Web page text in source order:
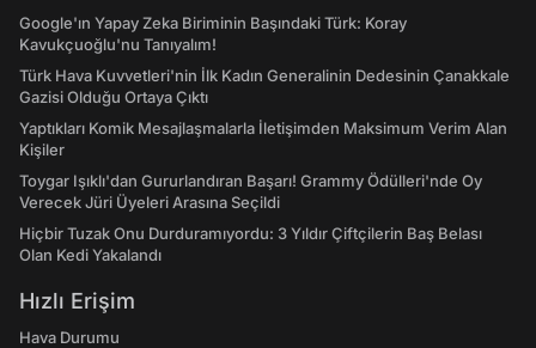
Google'ın Yapay Zeka Biriminin Başındaki Türk: Koray
Kavukçuoğlu'nu Tanıyalım!
Türk Hava Kuvvetleri'nin İlk Kadın Generalinin Dedesinin Çanakkale
Gazisi Olduğu Ortaya Çıktı
Yaptıkları Komik Mesajlaşmalarla İletişimden Maksimum Verim Alan
Kişiler
Toygar Işıklı'dan Gururlandıran Başarı! Grammy Ödülleri'nde Oy
Verecek Jüri Üyeleri Arasına Seçildi
Hiçbir Tuzak Onu Durduramıyordu: 3 Yıldır Çiftçilerin Baş Belası
Olan Kedi Yakalandı
Hızlı Erişim
Hava Durumu